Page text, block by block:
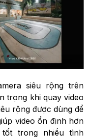
siêu rộng trên
trọng khi quay video
rộng được dùng để
video ổn định hơn
trong nhiều tình